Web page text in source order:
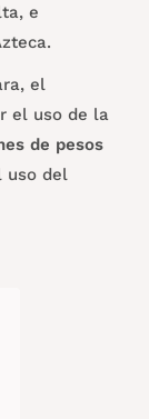
e
el
el uso de la
de pesos
uso del